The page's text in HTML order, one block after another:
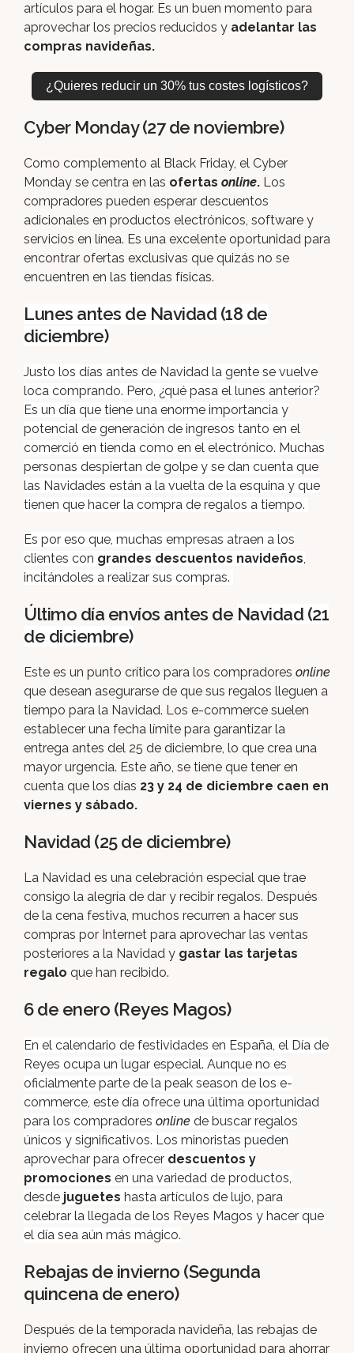
artículos para el hogar. Es un buen momento para
aprovechar los precios reducidos y adelantar las
compras navideñas.
¿Quieres reducir un 30% tus costes logísticos?
Cyber Monday (27 de noviembre)
Como complemento al Black Friday, el Cyber
Monday se centra en las ofertas online. Los
compradores pueden esperar descuentos
adicionales en productos electrónicos, software y
servicios en línea. Es una excelente oportunidad para
encontrar ofertas exclusivas que quizás no se
encuentren en las tiendas físicas.
Lunes antes de Navidad (18 de
diciembre)
Justo los días antes de Navidad la gente se vuelve
loca comprando. Pero, ¿qué pasa el lunes anterior?
Es un día que tiene una enorme importancia y
potencial de generación de ingresos tanto en el
comerció en tienda como en el electrónico. Muchas
personas despiertan de golpe y se dan cuenta que
las Navidades están a la vuelta de la esquina y que
tienen que hacer la compra de regalos a tiempo.
Es por eso que, muchas empresas atraen a los
clientes con grandes descuentos navideños
incitándoles a realizar sus compras.
Último día envíos antes de Navidad (21
de diciembre)
Este es un punto crítico para los compradores online
que desean asegurarse de que sus regalos lleguen a
tiempo para la Navidad. Los e-commerce suelen
establecer una fecha límite para garantizar la
entrega antes del 25 de diciembre, lo que crea una
mayor urgencia. Este año, se tiene que tener en
cuenta que los días 23 y 24 de diciembre caen en
viernes y sábado.
Navidad (25 de diciembre)
La Navidad es una celebración especial que trae
consigo la alegría de dar y recibir regalos. Después
de la cena festiva, muchos recurren a hacer sus
compras por Internet para aprovechar las ventas
posteriores a la Navidad y gastar las tarjetas
regalo que han recibido.
6 de enero (Reyes Magos)
En el calendario de festividades en España, el Día de
Reyes ocupa un lugar especial. Aunque no es
oficialmente parte de la peak season de los e-
commerce, este día ofrece una última oportunidad
para los compradores online de buscar regalos
únicos y significativos. Los minoristas pueden
aprovechar para ofrecer descuentos y
promociones en una variedad de productos,
desde juguetes hasta artículos de lujo, para
celebrar la llegada de los Reyes Magos y hacer que
el día sea aún más mágico.
Rebajas de invierno (Segunda
quincena de enero)
Después de la temporada navideña, las rebajas de
invierno ofrecen una última oportunidad para ahorrar